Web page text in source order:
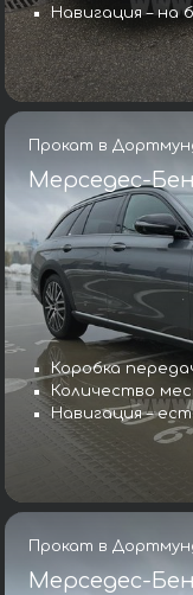
Навигация – на
Прокат в
Мерседес-
Коробка
Количество
Навигация –
Прокат в
Мерседес-